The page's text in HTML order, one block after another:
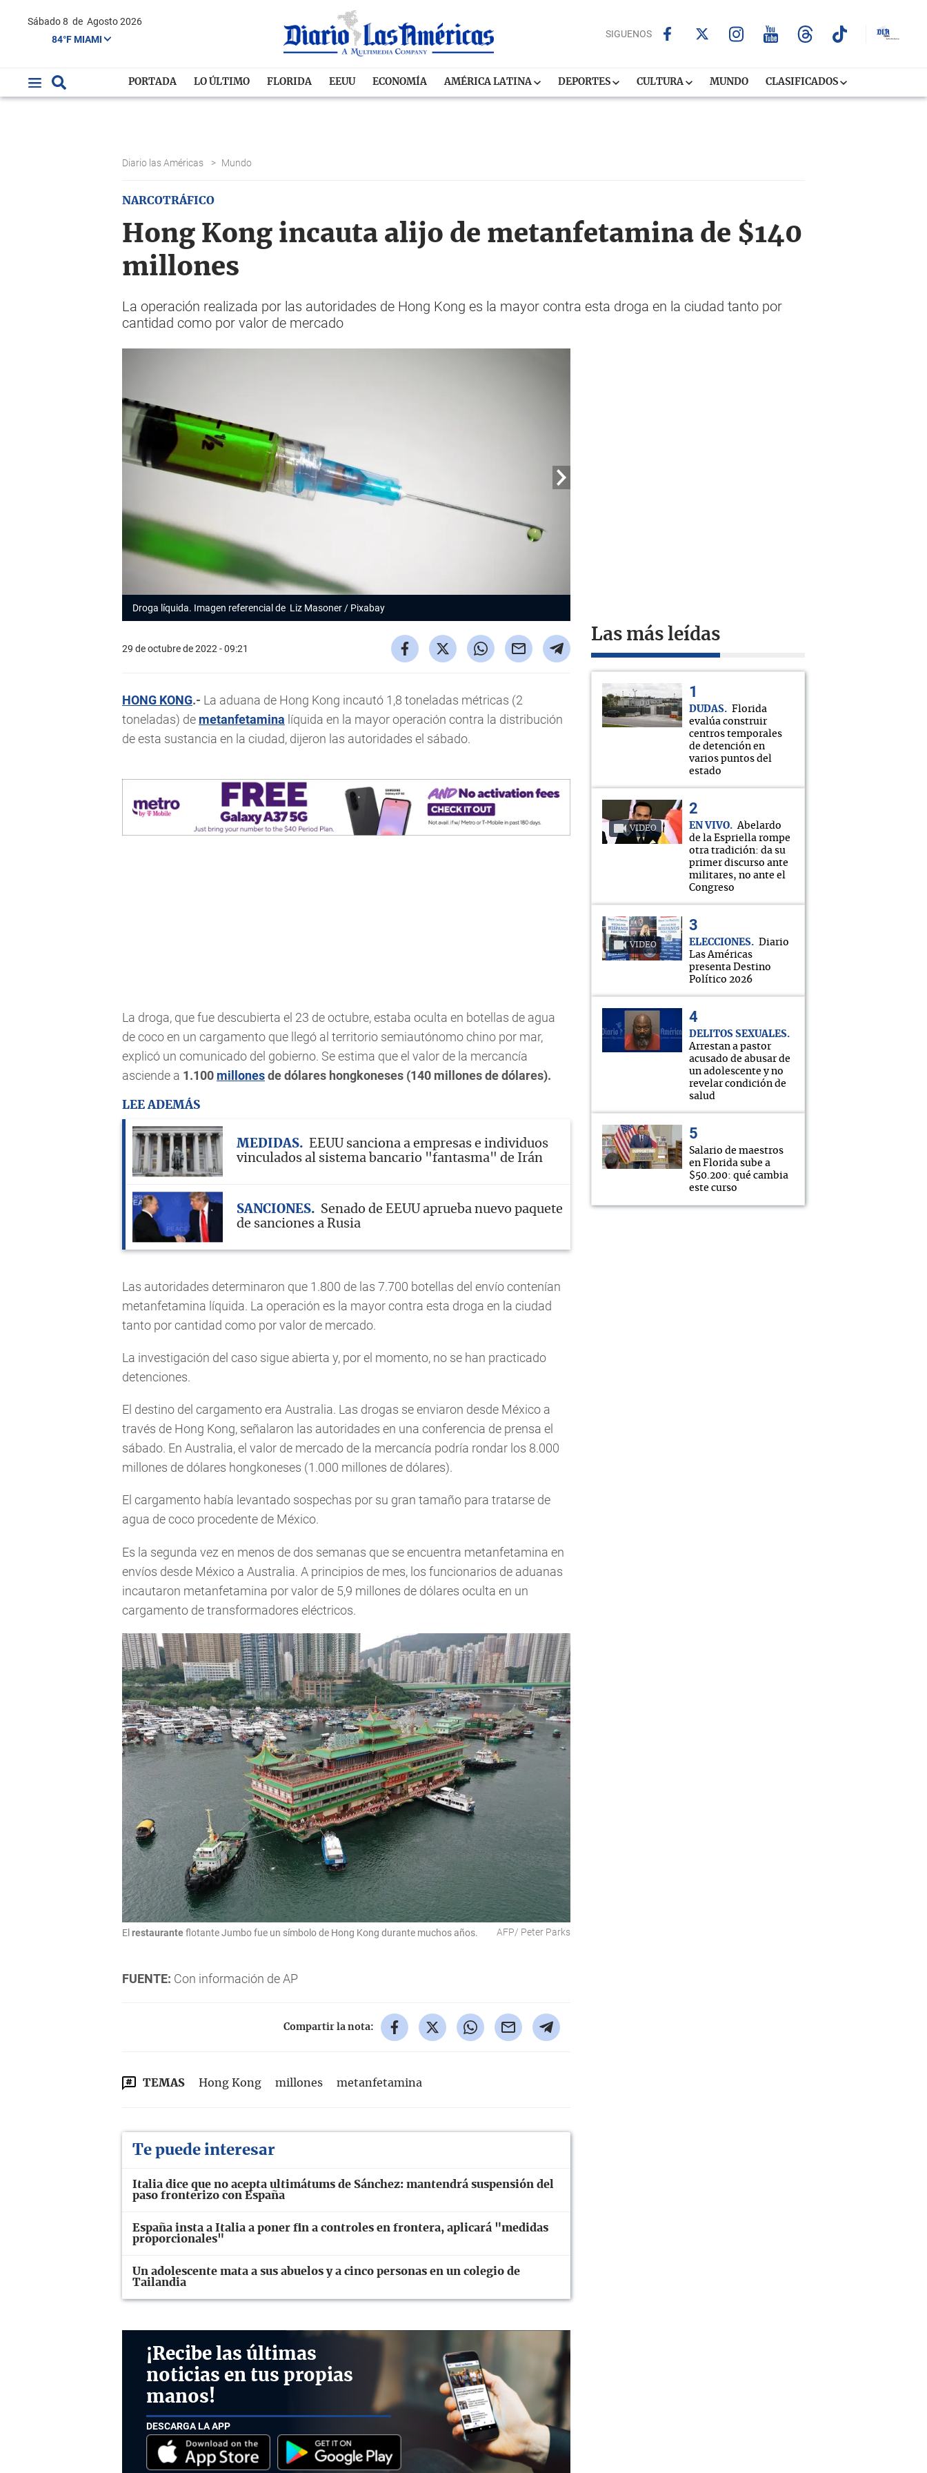
Sábado 8 de Agosto 2026
84°F MIAMI
SIGUENOS
PORTADA LO ÚLTIMO FLORIDA EEUU ECONOMÍA AMÉRICA LATINA DEPORTES CULTURA MUNDO CLASIFICADOS
Diario las Américas > Mundo
NARCOTRÁFICO
Hong Kong incauta alijo de metanfetamina de $140
millones
La operación realizada por las autoridades de Hong Kong es la mayor contra esta droga en la ciudad tanto por
cantidad como por valor de mercado
Droga líquida. Imagen referencial de Liz Masoner/ Pixabay
29 de octubre de 2022 - 09:21
HONG KONG.- La aduana de Hong Kong incautó 1,8 toneladas métricas (2
toneladas) de metanfetamina líquida en la mayor operación contra la distribución
de esta sustancia en la ciudad, dijeron las autoridades el sábado.
La droga, que fue descubierta el 23 de octubre, estaba oculta en botellas de agua
de coco en un cargamento que llegó al territorio semiautónomo chino por mar,
explicó un comunicado del gobierno. Se estima que el valor de la mercancía
asciende a 1.100 millonesde dólares hongkoneses (140 millones de dólares).
LEE ADEMÁS
MEDIDAS
EEUU sanciona a empresas e individuos
vinculados al sistema bancario "fantasma" de Irán
SANCIONES
Senado de EEUU aprueba nuevo paquete
de sanciones a Rusia
Las autoridades determinaron que 1.800 de las 7.700 botellas del envío contenían
metanfetamina líquida. La operación es la mayor contra esta droga en la ciudad
tanto por cantidad como por valor de mercado.
La investigación del caso sigue abierta y, por el momento, no se han practicado
detenciones.
El destino del cargamento era Australia. Las drogas se enviaron desde México a
través de Hong Kong, señalaron las autoridades en una conferencia de prensa el
sábado. En Australia, el valor de mercado de la mercancía podría rondar los 8.000
millones de dólares hongkoneses (1.000 millones de dólares).
El cargamento había levantado sospechas por su gran tamaño para tratarse de
agua de coco procedente de México.
Es la segunda vez en menos de dos semanas que se encuentra metanfetamina en
envíos desde México a Australia. A principios de mes, los funcionarios de aduanas
incautaron metanfetamina por valor de 5,9 millones de dólares oculta en un
cargamento de transformadores eléctricos.
El restauranteflotante Jumbo fue un símbolo de Hong Kong durante muchos años. AFP/ Peter Parks
FUENTE: Con información de AP
Compartir la nota:
TEMAS Hong Kong millones metanfetamina
Te puede interesar
Italia dice que no acepta ultimátums de Sánchez: mantendrá suspensión del
paso fronterizo con España
España insta a Italia a poner fin a controles en frontera, aplicará "medidas
proporcionales"
Un adolescente mata a sus abuelos y a cinco personas en un colegio de
Tailandia
¡Recibe las últimas
noticias en tus propias
manos!
DESCARGA LA APP
Las más leídas
DUDAS
Florida
evalúa construir
centros temporales
de detención en
varios puntos del
estado
VIDEO EN VIVO
Abelardo
de la Espriella rompe
otra tradición: da su
primer discurso ante
militares, no ante el
Congreso
VIDEO ELECCIONES
Diario
Las Américas
presenta Destino
Político 2026
DELITOS SEXUALES
Arrestan a pastor
acusado de abusar de
un adolescente y no
revelar condición de
salud
Salario de maestros
en Florida sube a
$50.200: qué cambia
este curso